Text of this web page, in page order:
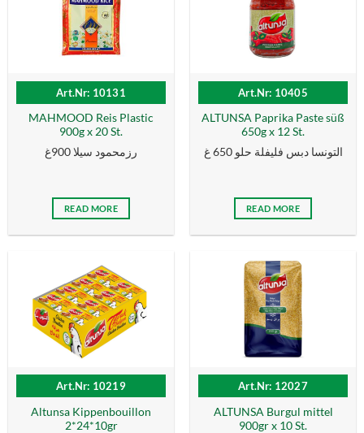
Art.Nr: 10131
MAHMOOD Reis Plastic
900g x 20 St.
رزمحمود سيلا 900غ
READ MORE
Art.Nr: 10405
ALTUNSA Paprika Paste süß
650g x 12 St.
التونسا دبس فليفلة حلو 650 غ
READ MORE
Art.Nr: 10219
Altunsa Kippenbouillon
2*24*10gr
Art.Nr: 12027
ALTUNSA Burgul mittel
900gr x 10 St.